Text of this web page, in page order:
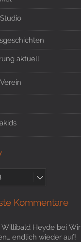
Kontraste
aktuell
Kommentare
Willibald Heydebei Wir
endlich wieder auf!